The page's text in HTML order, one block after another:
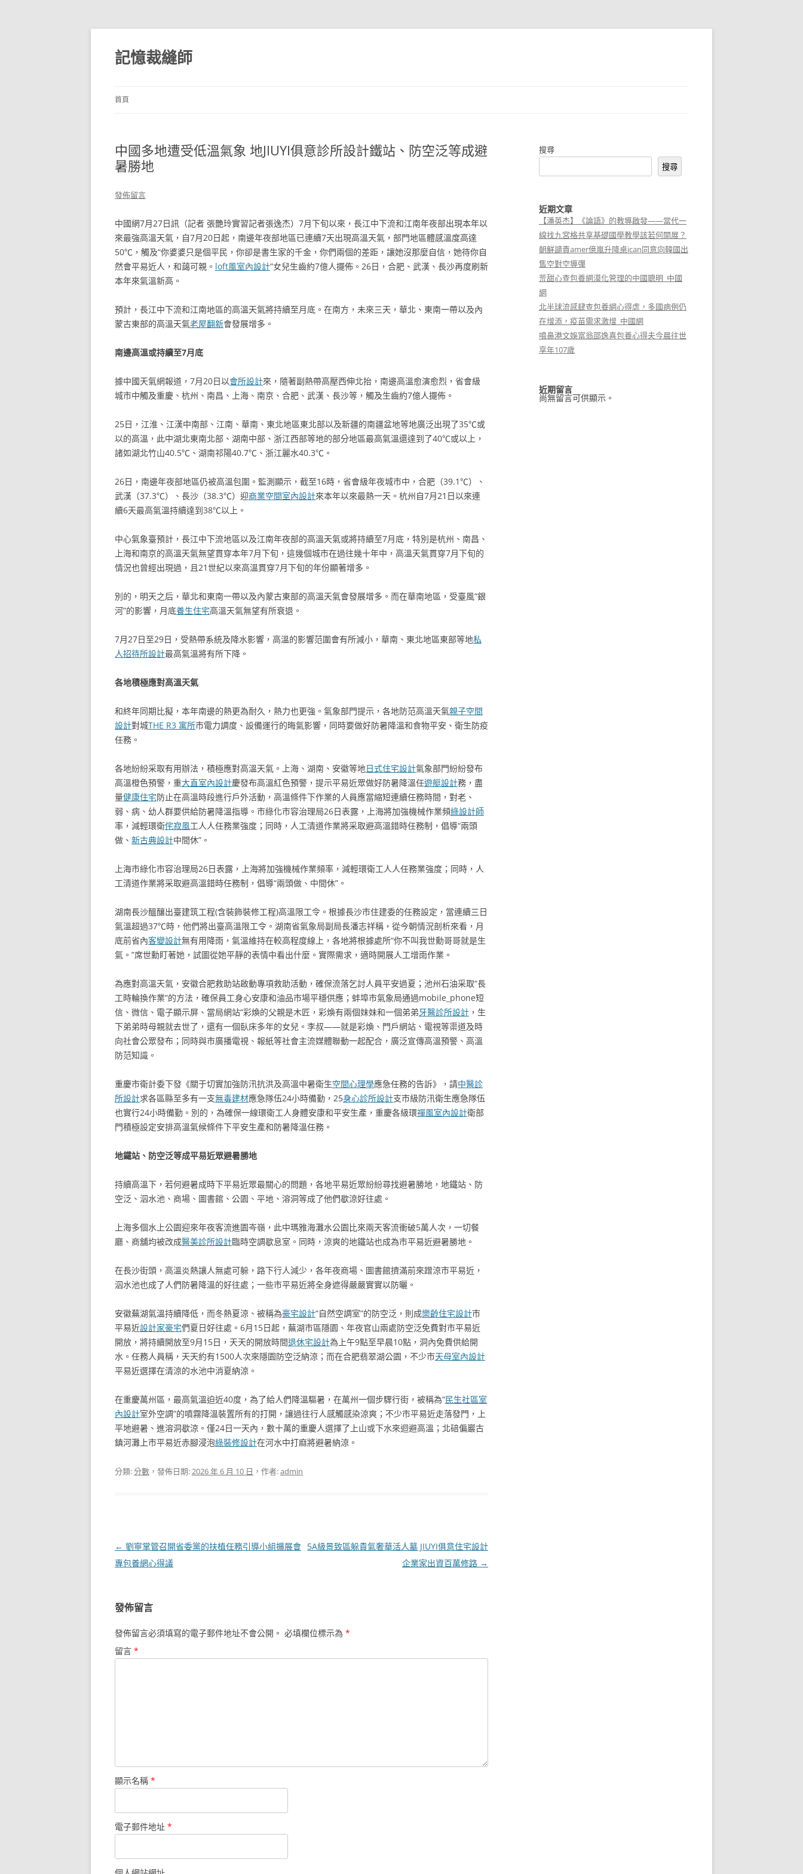
跳
主
要
內
記憶裁縫師
首頁
中國多地遭受低溫氣象 地JIUYI俱意診所設計鐵站、防空泛等成避
暑勝地
發佈留言
中國網7月27日訊（記者 張艷玲實習記者張逸杰）7月下旬以來，長江中下流和江南年夜部出現本年以
來最強高溫天氣，自7月20日起，南邊年夜部地區已連續7天出現高溫天氣，部門地區體感溫度高達
50℃，觸及“你婆婆只是個平民，你卻是書生家的千金，你們兩個的差距，讓她沒那麼自信，她待你自
然會平易近人，和藹可親。 loft風室內設計”女兒生齒約7億人擺佈。26日，合肥、武漢、長沙再度刷新
本年來氣溫新高。
預計，長江中下流和江南地區的高溫天氣將持續至月底。在南方，未來三天，華北、東南一帶以及內
蒙古東部的高溫天氣老屋翻新會發展增多。
南邊高溫或持續至7月底
據中國天氣網報道，7月20日以會所設計來，隨著副熱帶高壓西伸北抬，南邊高溫愈演愈烈，省會級
城市中觸及重慶、杭州、南昌、上海、南京、合肥、武漢、長沙等，觸及生齒約7億人擺佈。
25日，江淮、江漢中南部、江南、華南、東北地區東北部以及新疆的南疆盆地等地廣泛出現了35℃或
以的高溫，此中湖北東南北部、湖南中部、浙江西部等地的部分地區最高氣溫還達到了40℃或以上，
諸如湖北竹山40.5℃、湖南祁陽40.7℃、浙江麗水40.3℃。
26日，南邊年夜部地區仍被高溫包圍。監測顯示，截至16時，省會級年夜城市中，合肥（39.1℃）、
武漢（37.3℃）、長沙（38.3℃）迎商業空間室內設計來本年以來最熱一天。杭州自7月21日以來連
續6天最高氣溫持續達到38℃以上。
中心氣象臺預計，長江中下流地區以及江南年夜部的高溫天氣或將持續至7月底，特別是杭州、南昌、
上海和南京的高溫天氣無望貫穿本年7月下旬，這幾個城市在過往幾十年中，高溫天氣貫穿7月下旬的
情況也曾經出現過，且21世紀以來高溫貫穿7月下旬的年份顯著增多。
別的，明天之后，華北和東南一帶以及內蒙古東部的高溫天氣會發展增多。而在華南地區，受臺風“銀
河”的影響，月底養生住宅高溫天氣無望有所衰退。
7月27日至29日，受熱帶系統及降水影響，高溫的影響范圍會有所減小，華南、東北地區東部等地私
人招待所設計最高氣溫將有所下降。
各地積極應對高溫天氣
和終年同期比擬，本年南邊的熱更為耐久，熱力也更強。氣象部門提示，各地防范高溫天氣親子空間
設計對城THE R3 寓所市電力調度、設備運行的晦氣影響，同時要做好防暑降溫和食物平安、衛生防疫
任務。
各地紛紛采取有用辦法，積極應對高溫天氣。上海、湖南、安徽等地日式住宅設計氣象部門紛紛發布
高溫橙色預警，重大直室內設計慶發布高溫紅色預警，提示平易近眾做好防暑降溫任遊艇設計務，盡
量健康住宅防止在高溫時段進行戶外活動，高溫條件下作業的人員應當縮短連續任務時間，對老、
弱、病、幼人群要供給防暑降溫指導。市綠化市容治理局26日表露，上海將加強機械作業頻綠設計師
率，減輕環衛侘寂風工人人任務業強度；同時，人工清道作業將采取避高溫錯時任務制，倡導“兩頭
做、 新古典設計中間休”。
上海市綠化市容治理局26日表露，上海將加強機械作業頻率，減輕環衛工人人任務業強度；同時，人
工清道作業將采取避高溫錯時任務制，倡導“兩頭做、中間休”。
湖南長沙醞釀出臺建筑工程(含裝飾裝修工程)高溫限工令。根據長沙市住建委的任務設定，當連續三日
氣溫超過37℃時，他們將出臺高溫限工令。湖南省氣象局副局長潘志祥稱，從今朝情況剖析來看，月
底前省內客變設計無有用降雨，氣溫維持在較高程度線上，各地將根據處所“你不叫我世勳哥哥就是生
氣。”席世勳盯著她，試圖從她平靜的表情中看出什麼。實際需求，適時開展人工增雨作業。
為應對高溫天氣，安徽合肥救助站啟動專項救助活動，確保流落乞討人員平安過夏；池州石油采取“長
工時輪換作業”的方法，確保員工身心安康和油品市場平穩供應；蚌埠市氣象局通過mobile_phone短
信、微信、電子顯示屏、當局網站“彩煥的父親是木匠，彩煥有兩個妹妹和一個弟弟牙醫診所設計 ，生
下弟弟時母親就去世了，還有一個臥床多年的女兒。李叔——就是彩煥、門戶網站、電視等渠道及時
向社會公眾發布；同時與市廣播電視、報紙等社會主流媒體聯動一起配合，廣泛宣傳高溫預警、高溫
防范知識。
重慶市衛計委下發《關于切實加強防汛抗洪及高溫中暑衛生空間心理學應急任務的告訴》，請中醫診
所設計求各區縣至多有一支無毒建材應急隊伍24小時備勤，25身心診所設計支市級防汛衛生應急隊伍
也實行24小時備勤。別的，為確保一線環衛工人身體安康和平安生產，重慶各級環禪風室內設計衛部
門積極設定安排高溫氣候條件下平安生產和防暑降溫任務。
地鐵站、防空泛等成平易近眾避暑勝地
持續高溫下，若何避暑成時下平易近眾最關心的問題，各地平易近眾紛紛尋找避暑勝地，地鐵站、防
空泛、泅水池、商場、圖書館、公園、平地、溶洞等成了他們歇涼好往處。
上海多個水上公園迎來年夜客流進園岑嶺，此中瑪雅海灘水公園比來兩天客流衝破5萬人次，一切餐
廳、商舖均被改成醫美診所設計臨時空調歇息室。同時，涼爽的地鐵站也成為市平易近避暑勝地。
在長沙街頭，高溫炎熱讓人無處可躲，路下行人減少，各年夜商場、圖書館擠滿前來蹭涼市平易近，
泅水池也成了人們防暑降溫的好往處；一些市平易近將全身遮得嚴嚴實實以防曬。
安徽蕪湖氣溫持續降低，而冬熱夏涼、被稱為豪宅設計“自然空調室”的防空泛，則成樂齡住宅設計市
平易近設計家豪宅們夏日好往處。6月15日起，蕪湖市區隱園、年夜官山兩處防空泛免費對市平易近
開放，將持續開放至9月15日，天天的開放時間退休宅設計為上午9點至早晨10點，洞內免費供給開
水。任務人員稱，天天約有1500人次來隱園防空泛納涼；而在合肥翡翠湖公園，不少市天母室內設計
平易近選擇在清涼的水池中消夏納涼。
在重慶萬州區，最高氣溫迫近40度，為了給人們降溫驅暑，在萬州一個步驟行街，被稱為“民生社區室
內設計室外空調”的噴霧降溫裝置所有的打開，讓過往行人感觸感染涼爽；不少市平易近走落發門，上
平地避暑、進溶洞歇涼。僅24日一天內，數十萬的重慶人選擇了上山或下水來迴避高溫；北碚偏巖古
鎮河灘上市平易近赤腳浸泡綠裝修設計在河水中打麻將避暑納涼。
分類:分數 ，發佈日期:2026 年 6 月 10 日 ，作者:admin
文
章
← 劉寧掌管召開省委黨的扶植任務引導小組擴展會
專包養網心得議
5A級景致區躲貴氣奢華活人墓 JIUYI俱意住宅設計
企業家出資百萬修路 →
發佈留言
發佈留言必須填寫的電子郵件地址不會公開。 必填欄位標示為 *
留言 *
顯示名稱 *
電子郵件地址 *
搜尋
搜尋
近期文章
【潘英杰】《論語》的教導啟發——當代一
線找九宮格共享基礎國學教學該若何開展？
朝鮮譴責amer億嵐升降桌ican同意向韓國出
售空對空導彈
荒甜心查包養網漠化管理的中國聰明_中國
網
北半球流感肆查包養網心得虐，多國病例仍
在增添，疫苗需求激增_中國網
噴鼻港文娛富翁邵逸喜包養心得夫今晨往世
享年107歲
近期留言
尚無留言可供顯示。